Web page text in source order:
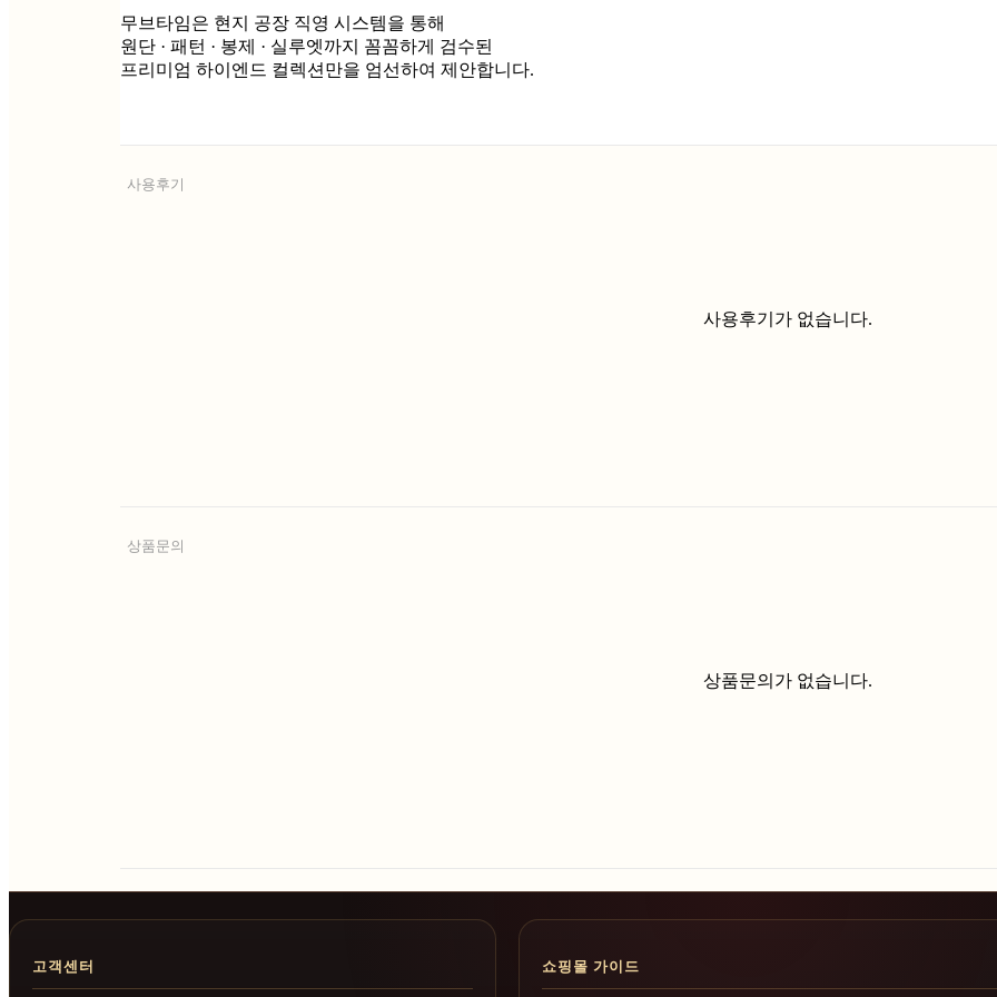
무브타임은 현지 공장 직영 시스템을 통해
원단 · 패턴 · 봉제 · 실루엣까지 꼼꼼하게 검수된
프리미엄 하이엔드 컬렉션만을 엄선하여 제안합니다.
사용후기
사용후기가 없습니다.
상품문의
상품문의가 없습니다.
고객센터 쇼핑몰 가이드